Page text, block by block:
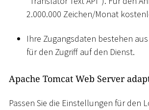
2.000.000 Zeichen/Monat
Ihre Zugangsdaten bestehen
für den Zugriff auf den Dienst.
Apache Tomcat Web Server
Passen Sie die Einstellungen für den